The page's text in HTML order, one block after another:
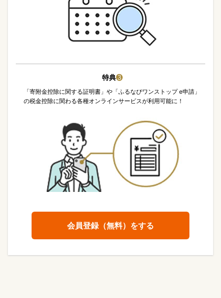
特典❸
「寄附金控除に関する証明書」や「ふるなびワンストップ e申請」
の税金控除に関わる各種オンラインサービスが利用可能に！
会員登録（無料）をする